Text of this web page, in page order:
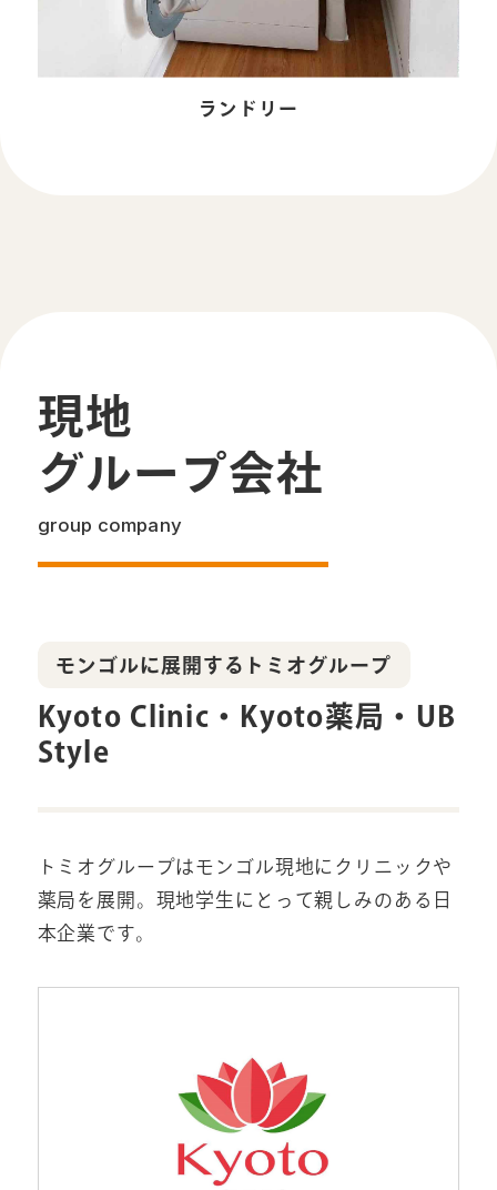
ランドリー
現地
グループ会社
group company
モンゴルに展開するトミオグループ
Kyoto Clinic・Kyoto薬局・UB
Style
トミオグループはモンゴル現地にクリニックや
薬局を展開。現地学生にとって親しみのある日
本企業です。